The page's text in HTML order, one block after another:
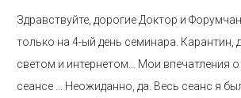
Здравствуйте, дорогие Доктор и
только на 4-ый день семинара. Карантин,
светом и интернетом… Мои впечатления
сеансе … Неожиданно, да. Весь сеанс я